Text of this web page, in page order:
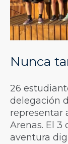
Nunca
26
delegación
representar
Arenas. El 3
aventura